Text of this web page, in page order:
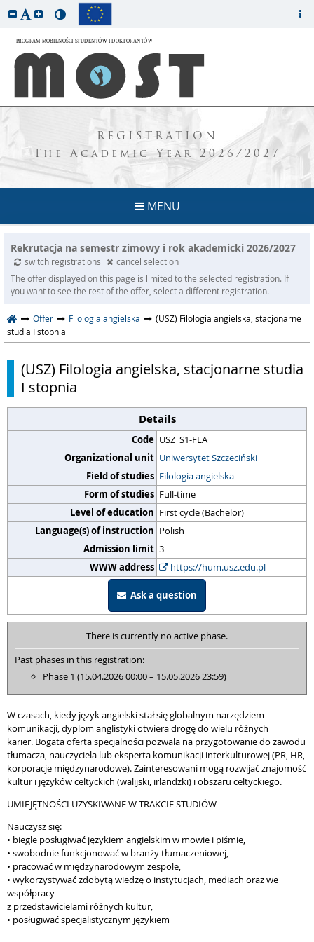
REGISTRATION
The Academic Year 2026/2027
MENU
Rekrutacja na semestr zimowy i rok akademicki 2026/2027
switch registrations
cancel selection
The offer displayed on this page is limited to the selected registration. If
you want to see the rest of the offer, select a different registration.
Offer Filologia angielska
(USZ) Filologia angielska, stacjonarne
studia I stopnia
(USZ) Filologia angielska, stacjonarne studia
I stopnia
Details
Code USZ_S1-FLA
Organizational unit Uniwersytet Szczeciński
Field of studies Filologia angielska
Form of studies Full-time
Level of education First cycle (Bachelor)
Language(s) of instruction Polish
Admission limit 3
WWW address
https://hum.usz.edu.pl
Ask a question
There is currently no active phase.
Past phases in this registration:
Phase 1 (15.04.2026 00:00 – 15.05.2026 23:59)
W czasach, kiedy język angielski stał się globalnym narzędziem
komunikacji, dyplom anglistyki otwiera drogę do wielu różnych
karier. Bogata oferta specjalności pozwala na przygotowanie do zawodu
tłumacza, nauczyciela lub eksperta komunikacji interkulturowej (PR, HR,
korporacje międzynarodowe). Zainteresowani mogą rozwijać znajomość
kultur i języków celtyckich (walijski, irlandzki) i obszaru celtyckiego.
UMIEJĘTNOŚCI UZYSKIWANE W TRAKCIE STUDIÓW
Nauczysz się:
• biegle posługiwać językiem angielskim w mowie i piśmie,
• swobodnie funkcjonować w branży tłumaczeniowej,
• pracować w międzynarodowym zespole,
• wykorzystywać zdobytą wiedzę o instytucjach, mediach oraz we
współpracy
z przedstawicielami różnych kultur,
• posługiwać specjalistycznym językiem